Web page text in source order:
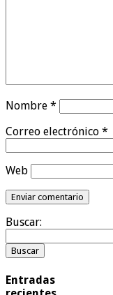
Nombre *
Correo electrónico *
Web
Buscar:
Entradas